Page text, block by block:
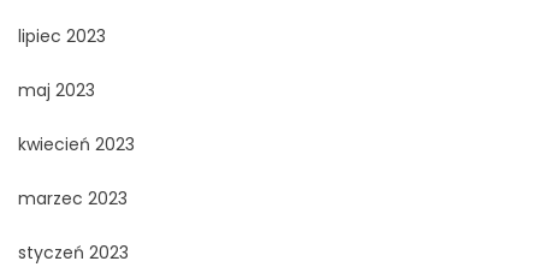
lipiec 2023
maj 2023
kwiecień 2023
marzec 2023
styczeń 2023